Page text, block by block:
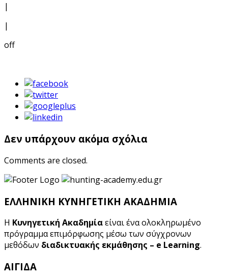
|
|
off
Δεν υπάρχουν ακόμα σχόλια
Comments are closed.
ΕΛΛΗΝΙΚΗ ΚΥΝΗΓΕΤΙΚΗ ΑΚΑΔΗΜΙΑ
Η Κυνηγετική Ακαδημίαείναι ένα ολοκληρωμένο
πρόγραμμα επιμόρφωσης μέσω των σύγχρονων
μεθόδων διαδικτυακής εκμάθησης – e Learning.
ΑΙΓΙΔΑ